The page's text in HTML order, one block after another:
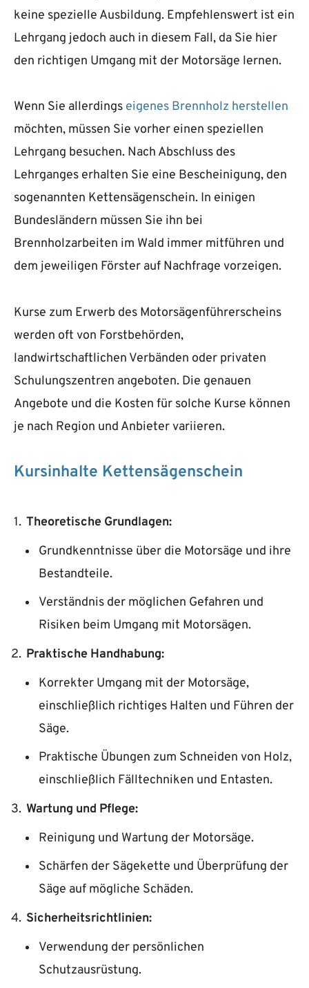
keine spezielle Ausbildung. Empfehlenswert ist ein
Lehrgang jedoch auch in diesem Fall, da Sie hier
den richtigen Umgang mit der Motorsäge lernen.
Wenn Sie allerdings eigenes Brennholz herstellen
möchten, müssen Sie vorher einen speziellen
Lehrgang besuchen. Nach Abschluss des
Lehrganges erhalten Sie eine Bescheinigung, den
sogenannten Kettensägenschein. In einigen
Bundesländern müssen Sie ihn bei
Brennholzarbeiten im Wald immer mitführen und
dem jeweiligen Förster auf Nachfrage vorzeigen.
Kurse zum Erwerb des Motorsägenführerscheins
werden oft von Forstbehörden,
landwirtschaftlichen Verbänden oder privaten
Schulungszentren angeboten. Die genauen
Angebote und die Kosten für solche Kurse können
je nach Region und Anbieter variieren.
Kursinhalte Kettensägenschein
Theoretische Grundlagen:
Grundkenntnisse über die Motorsäge und ihre
Bestandteile.
Verständnis der möglichen Gefahren und
Risiken beim Umgang mit Motorsägen.
Praktische Handhabung:
Korrekter Umgang mit der Motorsäge,
einschließlich richtiges Halten und Führen der
Säge.
Praktische Übungen zum Schneiden von Holz,
einschließlich Fälltechniken und Entasten.
Wartung und Pflege:
Reinigung und Wartung der Motorsäge.
Schärfen der Sägekette und Überprüfung der
Säge auf mögliche Schäden.
Sicherheitsrichtlinien:
Verwendung der persönlichen
Schutzausrüstung.